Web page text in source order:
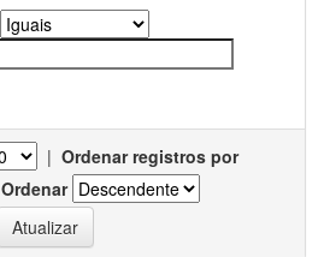
| Ordenar registros por
Ordenar